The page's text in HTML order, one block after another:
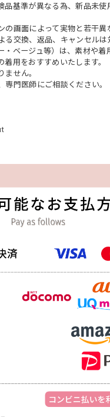
品基準が異なる為、新品未
画面によって実物と若干異
交換、返品、キャンセルは
・ベージュ等）は、素材や
用をおすすめいたします。
ません。
専門医師にご相談ください。